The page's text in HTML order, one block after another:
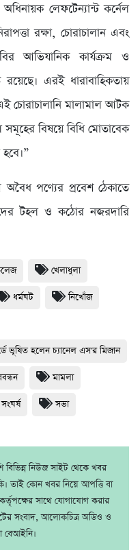
লেফটেন্যান্ট কর্নেল
রক্ষা, চোরাচালান এবং
আভিযানিক কার্যক্রম ও
এরই ধারাবাহিকতায়
চোরাচালানি মালামাল আটক
বিষয়ে বিধি মোতাবেক
অবৈধ পণ্যের প্রবেশ ঠেকাতে
টহল ও কঠোর নজরদারি
খেলাধুলা
ধর্মঘট নিখোঁজ
ভূষিত হলেন চ্যানেল এস'র মিজান
মামলা
সংঘর্ষ সভা
বিভিন্ন নিউজ সাইট থেকে খবর
তাই কোন খবর নিয়ে আপত্তি বা
সাথে যোগাযোগ করার
সংবাদ, আলোকচিত্র অডিও ও
বেআইনি।